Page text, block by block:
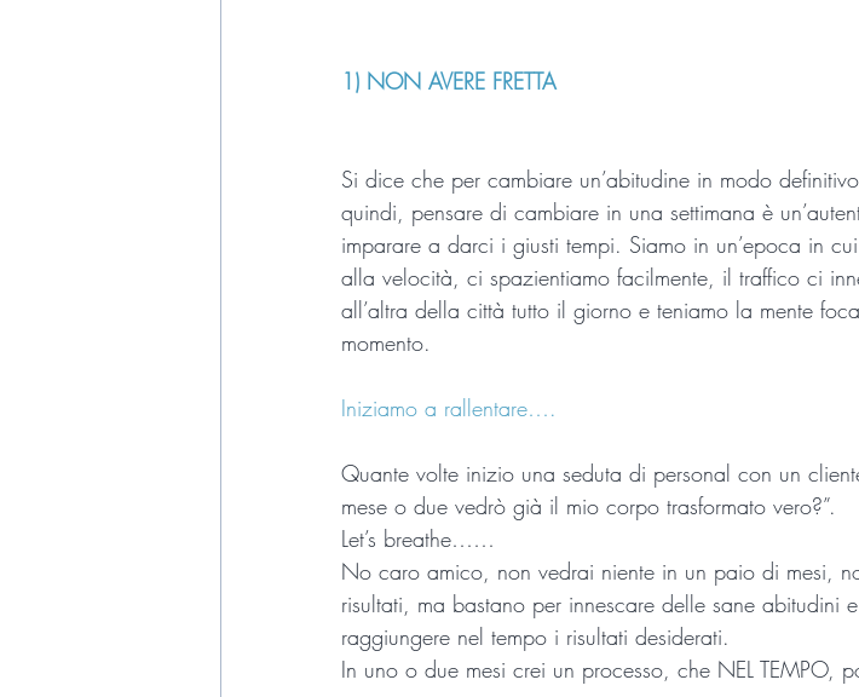
1) NON AVERE FRETTA
Si dice che per cambiare un’abitudine in modo
quindi, pensare di cambiare in una settimana è
imparare a darci i giusti tempi. Siamo in un’epoca in
alla velocità, ci spazientiamo facilmente, il traffico ci
all’altra della città tutto il giorno e teniamo la mente
momento.
Iniziamo a rallentare….
Quante volte inizio una seduta di personal con un
mese o due vedrò già il mio corpo trasformato vero?”.
Let’s breathe……
No caro amico, non vedrai niente in un paio di mesi,
risultati, ma bastano per innescare delle sane abitudini
raggiungere nel tempo i risultati desiderati.
In uno o due mesi crei un processo, che NEL TEMPO,